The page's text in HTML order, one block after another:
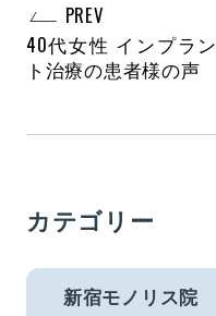
PREV
40代女性 インプラン
ト治療の患者様の声
カテゴリー
新宿モノリス院